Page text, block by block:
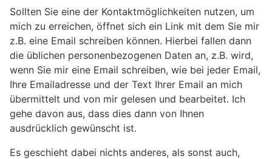
Sollten Sie eine der Kontaktmöglichkeiten nutzen, um
mich zu erreichen, öffnet sich ein Link mit dem Sie mir
z.B. eine Email schreiben können. Hierbei fallen dann
die üblichen personenbezogenen Daten an, z.B. wird,
wenn Sie mir eine Email schreiben, wie bei jeder Email,
Ihre Emailadresse und der Text Ihrer Email an mich
übermittelt und von mir gelesen und bearbeitet. Ich
gehe davon aus, dass dies dann von Ihnen
ausdrücklich gewünscht ist.
Es geschieht dabei nichts anderes, als sonst auch,